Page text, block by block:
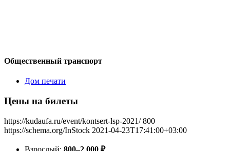
Общественный транспорт
Дом печати
Цены на билеты
https://kudaufa.ru/event/kontsert-lsp-2021/ 800
https://schema.org/InStock 2021-04-23T17:41:00+03:00
Взрослый: 800–2 000 ₽